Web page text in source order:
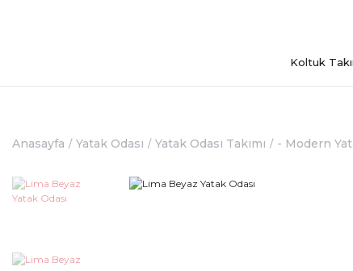
Koltuk
Anasayfa Yatak Odası Yatak Odası Takımı - Modern